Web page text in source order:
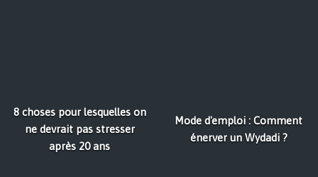
8 choses pour lesquelles on
ne devrait pas stresser
après 20 ans
Mode d'emploi : Comment
énerver un Wydadi ?